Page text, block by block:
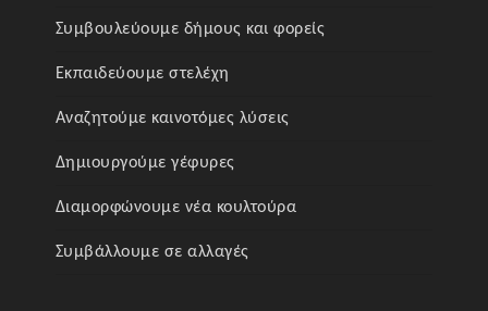
Συμβουλεύουμε δήμους και φορείς
Εκπαιδεύουμε στελέχη
Αναζητούμε καινοτόμες λύσεις
Δημιουργούμε γέφυρες
Διαμορφώνουμε νέα κουλτούρα
Συμβάλλουμε σε αλλαγές